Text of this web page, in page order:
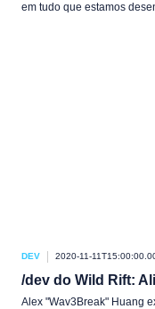
em tudo que estamos
DEV 2020-11-
/dev do Wild Rift:
Alex "Wav3Break" Huang